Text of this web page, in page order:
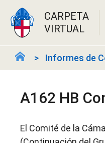
CARPETA
VIRTUAL
Informes de
A162 HB
El Comité de la